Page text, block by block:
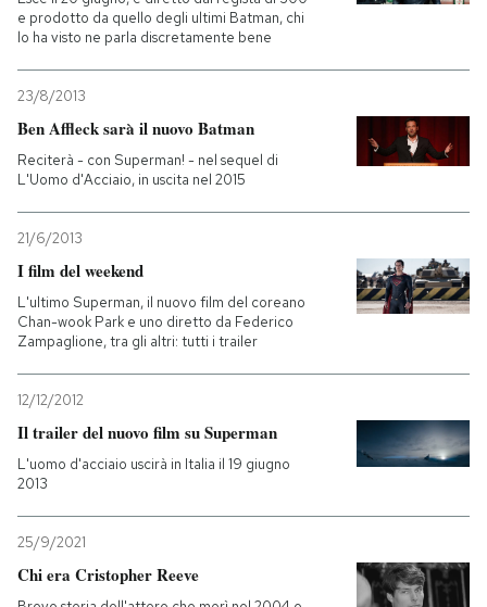
e prodotto da quello degli ultimi Batman, chi
lo ha visto ne parla discretamente bene
23/8/2013
Ben Affleck sarà il nuovo Batman
Reciterà - con Superman! - nel sequel di
L'Uomo d'Acciaio, in uscita nel 2015
21/6/2013
I film del weekend
L'ultimo Superman, il nuovo film del coreano
Chan-wook Park e uno diretto da Federico
Zampaglione, tra gli altri: tutti i trailer
12/12/2012
Il trailer del nuovo film su Superman
L'uomo d'acciaio uscirà in Italia il 19 giugno
2013
25/9/2021
Chi era Cristopher Reeve